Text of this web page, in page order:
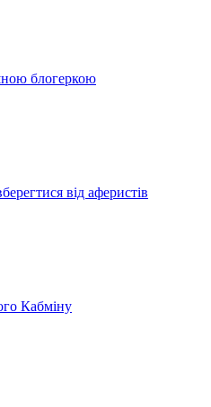
блогеркою
від аферистів
Кабміну